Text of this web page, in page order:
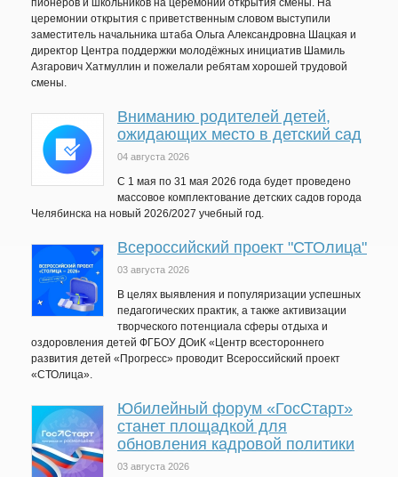
пионеров и школьников на церемонии открытия смены. На
церемонии открытия с приветственным словом выступили
заместитель начальника штаба Ольга Александровна Шацкая и
директор Центра поддержки молодёжных инициатив Шамиль
Азгарович Хатмуллин и пожелали ребятам хорошей трудовой
смены.
Вниманию родителей детей,
ожидающих место в детский сад
04 августа 2026
C 1 мая по 31 мая 2026 года будет проведено
массовое комплектование детских садов города
Челябинска на новый 2026/2027 учебный год.
Всероссийский проект "СТОлица"
03 августа 2026
В целях выявления и популяризации успешных
педагогических практик, а также активизации
творческого потенциала сферы отдыха и
оздоровления детей ФГБОУ ДОиК «Центр всестороннего
развития детей «Прогресс» проводит Всероссийский проект
«СТОлица».
Юбилейный форум «ГосСтарт»
станет площадкой для
обновления кадровой политики
03 августа 2026